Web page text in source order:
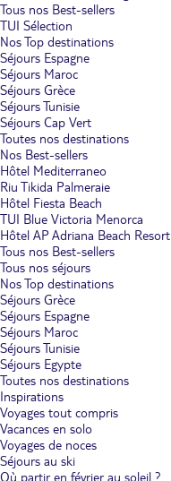
Tous nos Best-sellers
TUI Sélection
Nos Top destinations
Séjours Espagne
Séjours Maroc
Séjours Grèce
Séjours Tunisie
Séjours Cap Vert
Toutes nos destinations
Nos Best-sellers
Hôtel Mediterraneo
Riu Tikida Palmeraie
Hôtel Fiesta Beach
TUI Blue Victoria Menorca
Hôtel AP Adriana Beach Resort
Tous nos Best-sellers
Tous nos séjours
Nos Top destinations
Séjours Grèce
Séjours Espagne
Séjours Maroc
Séjours Tunisie
Séjours Egypte
Toutes nos destinations
Inspirations
Voyages tout compris
Vacances en solo
Voyages de noces
Séjours au ski
Où partir en février au soleil ?